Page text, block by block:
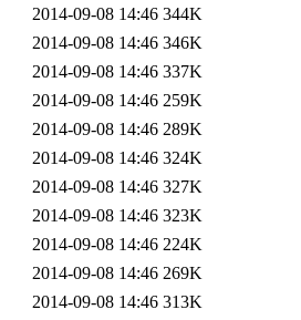
2014-09-08 14:46 344K
2014-09-08 14:46 346K
2014-09-08 14:46 337K
2014-09-08 14:46 259K
2014-09-08 14:46 289K
2014-09-08 14:46 324K
2014-09-08 14:46 327K
2014-09-08 14:46 323K
2014-09-08 14:46 224K
2014-09-08 14:46 269K
2014-09-08 14:46 313K